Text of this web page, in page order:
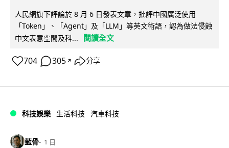
人民網旗下評論於 8 月 6 日發表文章，批評中國廣泛使用
「Token」、「Agent」及「LLM」等英文術語，認為做法侵蝕
中文表意空間及科...
閱讀全文
704 305 ↗ 分享
科技娛樂 生活科技 汽車科技
藍骨 1 日